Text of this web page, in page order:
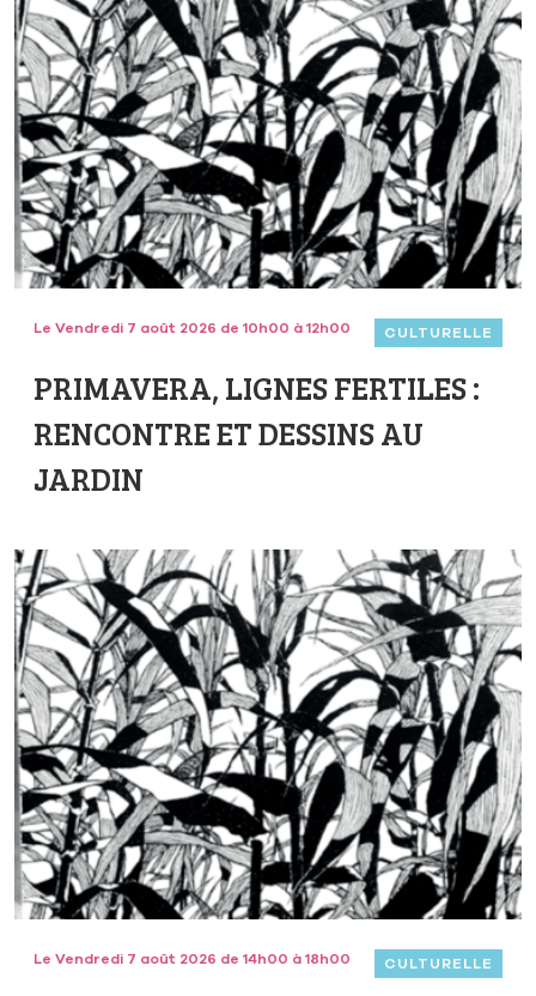
Le Vendredi 7 août 2026 de 10h00 à 12h00 CULTURELLE
PRIMAVERA, LIGNES FERTILES :
RENCONTRE ET DESSINS AU
JARDIN
Le Vendredi 7 août 2026 de 14h00 à 18h00 CULTURELLE